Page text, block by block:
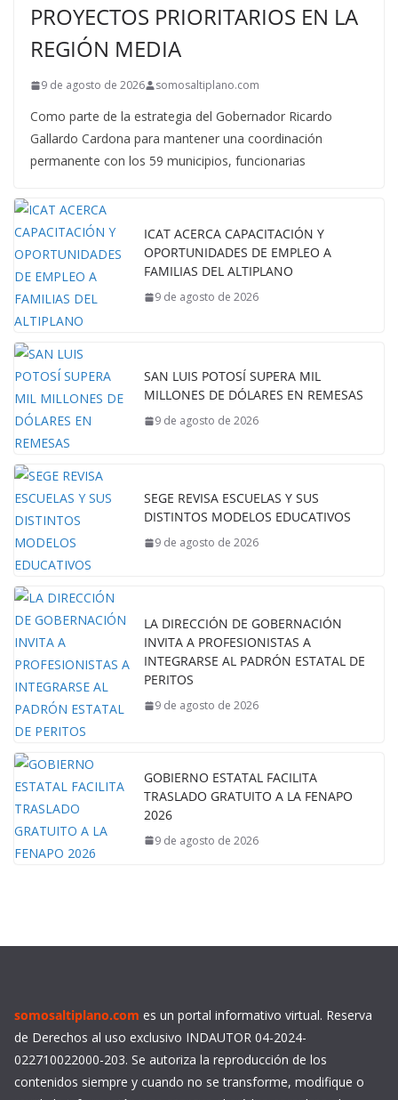
PROYECTOS PRIORITARIOS EN LA
REGIÓN MEDIA
9 de agosto de 2026 somosaltiplano.com
Como parte de la estrategia del Gobernador Ricardo
Gallardo Cardona para mantener una coordinación
permanente con los 59 municipios, funcionarias
ICAT ACERCA CAPACITACIÓN Y
OPORTUNIDADES DE EMPLEO A
FAMILIAS DEL ALTIPLANO
9 de agosto de 2026
SAN LUIS POTOSÍ SUPERA MIL
MILLONES DE DÓLARES EN REMESAS
9 de agosto de 2026
SEGE REVISA ESCUELAS Y SUS
DISTINTOS MODELOS EDUCATIVOS
9 de agosto de 2026
LA DIRECCIÓN DE GOBERNACIÓN
INVITA A PROFESIONISTAS A
INTEGRARSE AL PADRÓN ESTATAL DE
PERITOS
9 de agosto de 2026
GOBIERNO ESTATAL FACILITA
TRASLADO GRATUITO A LA FENAPO
2026
9 de agosto de 2026
somosaltiplano.com es un portal informativo virtual. Reserva
de Derechos al uso exclusivo INDAUTOR 04-2024-
022710022000-203. Se autoriza la reproducción de los
contenidos siempre y cuando no se transforme, modifique o